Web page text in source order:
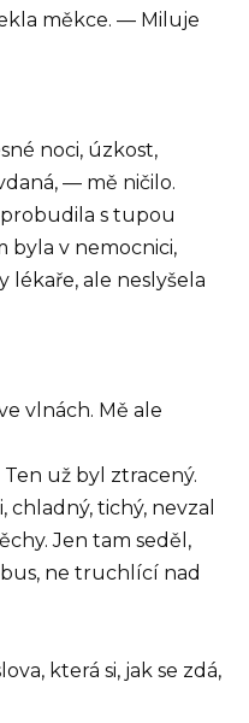
měkce. — Miluje
noci, úzkost,
— mě ničilo.
probudila s tupou
byla v nemocnici,
lékaře, ale neslyšela
vlnách. Mě ale
už byl ztracený.
tichý, nevzal
Jen tam seděl,
ne truchlící nad
která si, jak se zdá,